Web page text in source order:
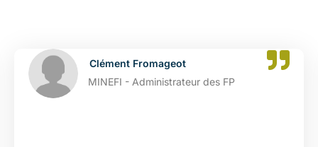
Clément Fromageot
MINEFI - Administrateur des FP